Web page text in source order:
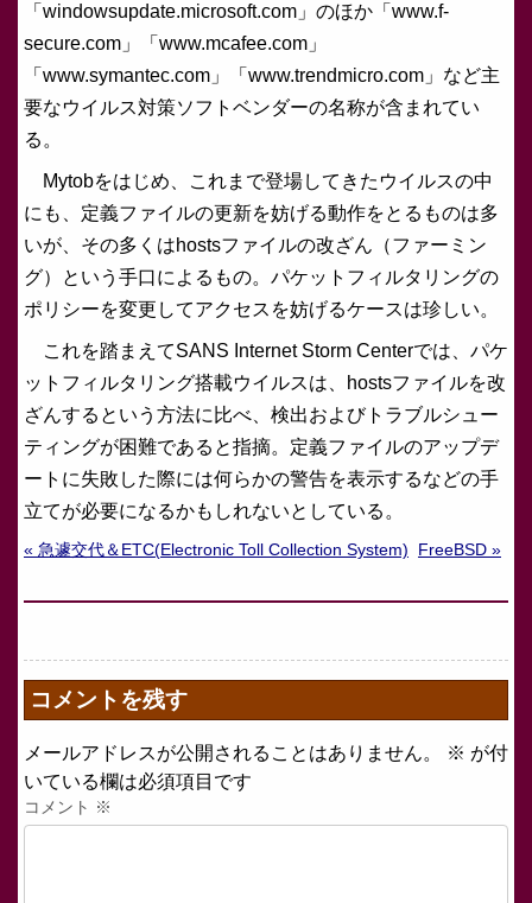
「windowsupdate.microsoft.com」のほか「www.f-
secure.com」「www.mcafee.com」
「www.symantec.com」「www.trendmicro.com」など主
要なウイルス対策ソフトベンダーの名称が含まれてい
る。
Mytobをはじめ、これまで登場してきたウイルスの中
にも、定義ファイルの更新を妨げる動作をとるものは多
いが、その多くはhostsファイルの改ざん（ファーミン
グ）という手口によるもの。パケットフィルタリングの
ポリシーを変更してアクセスを妨げるケースは珍しい。
これを踏まえてSANS Internet Storm Centerでは、パケ
ットフィルタリング搭載ウイルスは、hostsファイルを改
ざんするという方法に比べ、検出およびトラブルシュー
ティングが困難であると指摘。定義ファイルのアップデ
ートに失敗した際には何らかの警告を表示するなどの手
立てが必要になるかもしれないとしている。
« 急遽交代＆ETC(Electronic Toll Collection System) FreeBSD »
コメントを残す
メールアドレスが公開されることはありません。 ※ が付
いている欄は必須項目です
コメント ※